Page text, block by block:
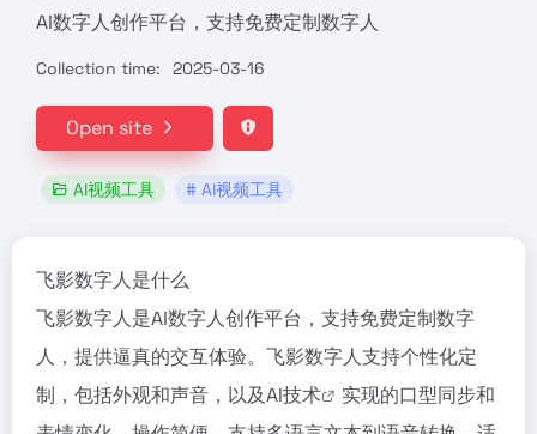
AI数字人创作平台，支持免费定制数字人
Collection time: 2025-03-16
Open site
AI视频工具 # AI视频工具
飞影数字人是什么
飞影数字人是AI数字人创作平台，支持免费定制数字
人，提供逼真的交互体验。飞影数字人支持个性化定
制，包括外观和声音，以及AI技术
实现的口型同步和